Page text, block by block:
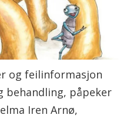
og feilinformasjon
behandling, påpeker
Iren Arnø,